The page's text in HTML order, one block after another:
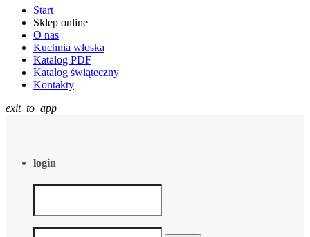
Start
Sklep online
O nas
Kuchnia włoska
Katalog PDF
Katalog świąteczny
Kontakty
exit_to_app
login